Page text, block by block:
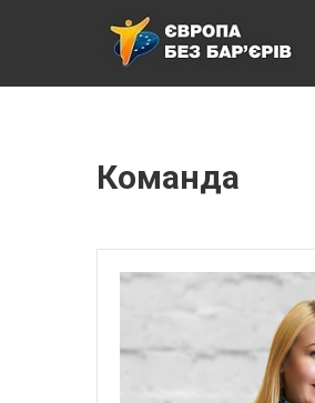
ЄВРОПА БЕЗ БАР’ЄРІВ
Команда